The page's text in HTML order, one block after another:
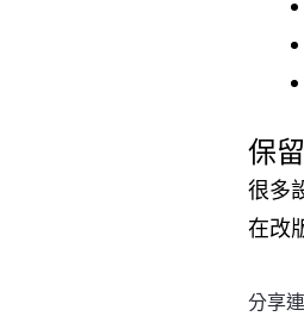
保
很多
在改
分享